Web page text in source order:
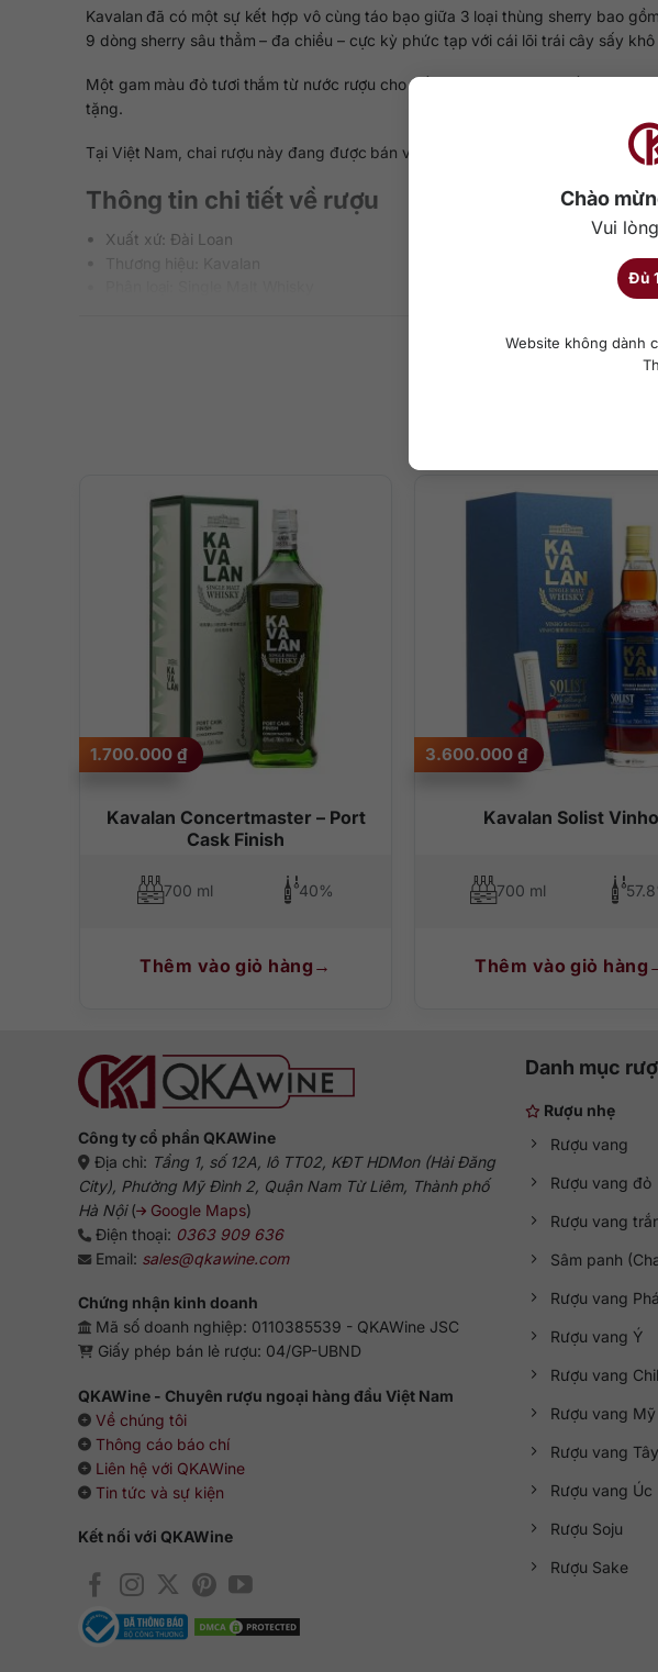
Chào
Vui
Đủ
Website không dành
Kavalan đã có một sự kết hợp vô cùng táo bạo giữa 3 loại thùng sherry bao
9 dòng sherry sâu thẳm – đa chiều – cực kỳ phức tạp với cái lõi trái cây sấy
Một gam màu đỏ tươi thắm từ nước rượu cho đến hộp đựng mang đến cảm
tặng.
Tại Việt Nam, chai rượu này đang được bán với giá khoảng 2.350.000 đồng/
Thông tin chi tiết về rượu
Xuất xứ: Đài Loan
Thùng Moscatel được mệnh danh và nữ hoàng của rượu sherry ngọt và Pedro
hết sức ngọt ngào cùng kết cấu mượt mà ấn tượng.
– Hương thơm: Hương thơm tươi mát, căng mọng và ngọt ngào lấp đầy mũi
như quế/hạt tiêu đen hòa quyện cùng gỗ sồi nồng nàn thoải mái.
– Hương vị: Trên vòm miệng không thoát khỏi ảnh hưởng của rượu sherry kéo
vị xếp chồng lên nhau, phức tạp và cân bằng.
– Hậu vị: Kết thúc kéo dài, mềm mượt, sảng khoái.
Kavalan Concertmaster – Port
Cask Finish
1.700.000 ₫
700 ml 40%
Thêm vào giỏ hàng
Kavalan Solist Vinho
3.600.000 ₫
700 ml
Thêm vào giỏ hàng
Công ty cổ phần QKAWine
Địa chỉ: Tầng 1, số 12A, lô TT02, KĐT HDMon (Hải Đăng
City), Phường Mỹ Đình 2, Quận Nam Từ Liêm, Thành phố
Hà Nội( Google Maps)
Điện thoại: 0363 909 636
Email: sales@qkawine.com
Chứng nhận kinh doanh
Mã số doanh nghiệp: 0110385539 - QKAWine JSC
Giấy phép bán lẻ rượu: 04/GP-UBND
QKAWine - Chuyên rượu ngoại hàng đầu Việt Nam
Về chúng tôi
Thông cáo báo chí
Liên hệ với QKAWine
Tin tức và sự kiện
Kết nối với QKAWine
Danh mục
Rượu nhẹ
Rượu vang
Rượu vang đỏ
Rượu vang
Sâm panh
Rượu vang
Rượu vang Ý
Rượu vang
Rượu vang Mỹ
Rượu vang
Rượu vang Úc
Rượu Soju
Rượu Sake